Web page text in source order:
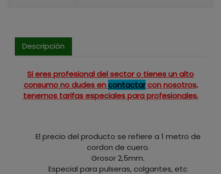
Descripción
Si eres profesional del sector o tienes un alto
consumo no dudes encontactarcon nosotros,
tenemos tarifas especiales para profesionales.
El precio del producto se refiere a 1 metro de
cordon de cuero.
Grosor 2,5mm.
Especial para pulseras, colgantes, etc